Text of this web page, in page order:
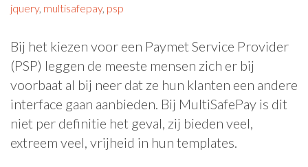
jquery, multisafepay, psp
Bij het kiezen voor een Paymet Service Provider
(PSP) leggen de meeste mensen zich er bij
voorbaat al bij neer dat ze hun klanten een andere
interface gaan aanbieden. Bij MultiSafePay is dit
niet per definitie het geval, zij bieden veel,
extreem veel, vrijheid in hun templates.